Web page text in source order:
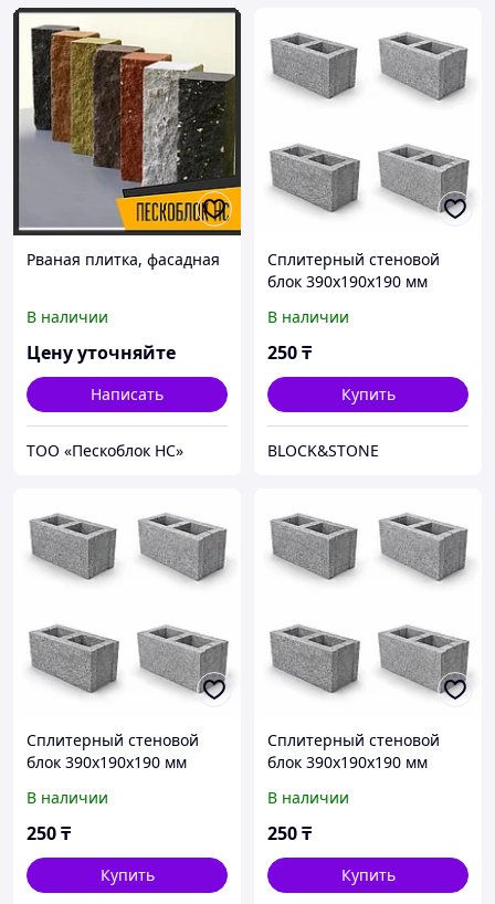
Рваная плитка, фасадная
В наличии
Цену уточняйте
Написать
ТОО «Пескоблок НС»
Сплитерный стеновой
блок 390х190х190 мм
В наличии
250₸
Купить
BLOCK&STONE
Сплитерный стеновой
блок 390х190х190 мм
В наличии
250₸
Купить
Сплитерный стеновой
блок 390х190х190 мм
В наличии
250₸
Купить